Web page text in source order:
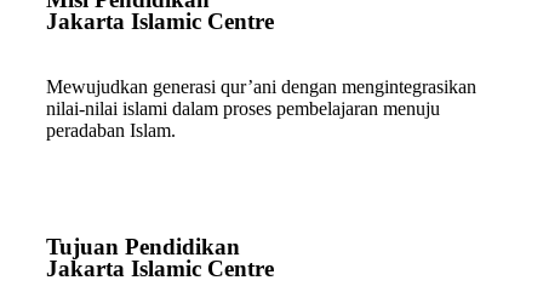
Jakarta Islamic Centre
Mewujudkan generasi qur’ani dengan mengintegrasikan
nilai-nilai islami dalam proses pembelajaran menuju
peradaban Islam.
Tujuan Pendidikan
Jakarta Islamic Centre